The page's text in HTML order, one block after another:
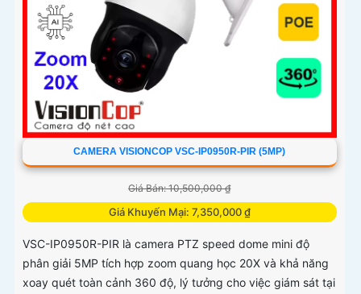
CAMERA VISIONCOP VSC-IP0950R-PIR (5MP)
Giá Bán: 10,500,000 ₫
Giá Khuyến Mại: 7,350,000 ₫
VSC-IP0950R-PIR là camera PTZ speed dome mini độ
phân giải 5MP tích hợp zoom quang học 20X và khả năng
xoay quét toàn cảnh 360 độ, lý tưởng cho việc giám sát tại